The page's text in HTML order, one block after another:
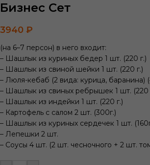
Бизнес Сет
3940 ₽
(на 6–7 персон) в него входит:
– Шашлык из куриных бедер 1 шт. (220 г.)
– Шашлык из свиной шейки 1 шт. (220 г.)
– Люля-кебаб (2 вида: курица, баранина)
– Шашлык из свиных ребрышек 1 шт. (220
– Шашлык из индейки 1 шт. (220 г.)
– Картофель с салом 2 шт. (300г.)
– Шашлык из куриных сердечек 1 шт.
– Лепешки 2 шт.
– Соусы 4 шт. (2 шт. чесночного + 2 шт.